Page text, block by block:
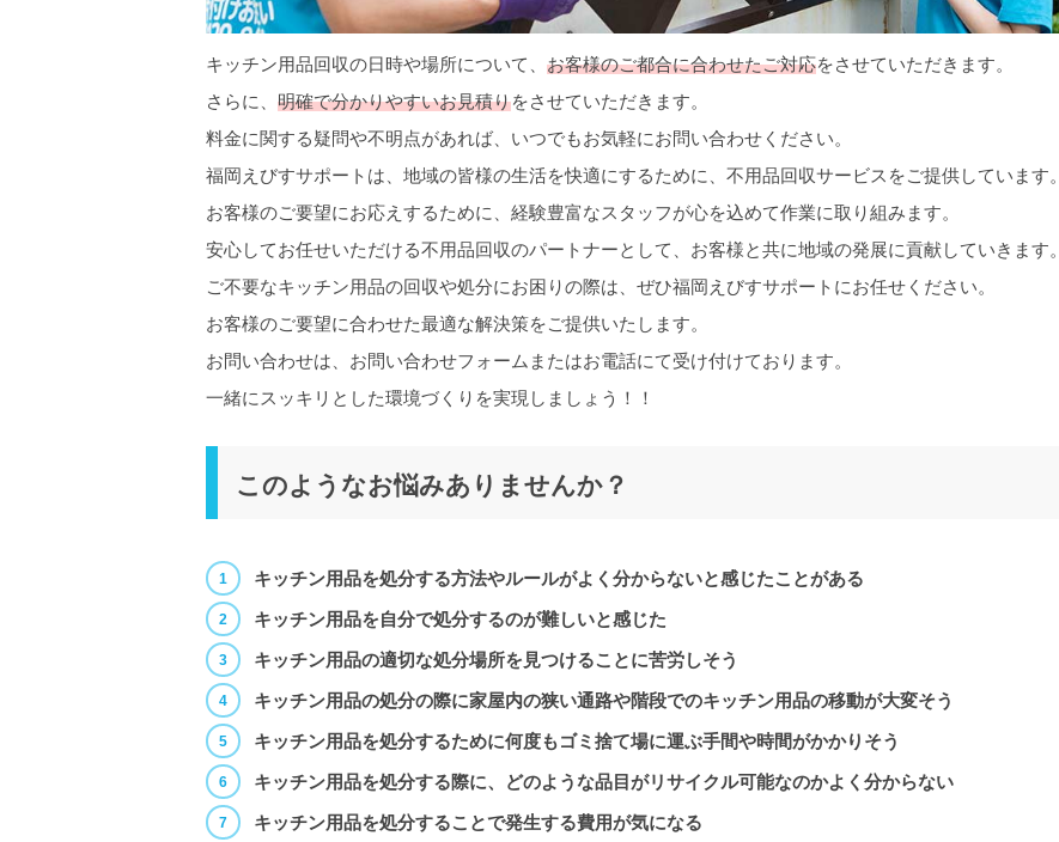
キッチン用品回収の日時や場所について、 お客様のご都合に合わせたご対応をさせていただきます。
さらに、 明確で分かりやすいお見積りをさせていただきます。
料金に関する疑問や不明点があれば、いつでもお気軽にお問い合わせください。
福岡えびすサポートは、地域の皆様の生活を快適にするために、不用品回収サービスをご提供しています。
お客様のご要望にお応えするために、経験豊富なスタッフが心を込めて作業に取り組みます。
安心してお任せいただける不用品回収のパートナーとして、お客様と共に地域の発展に貢献していきます。
ご不要なキッチン用品の回収や処分にお困りの際は、ぜひ福岡えびすサポートにお任せください。
お客様のご要望に合わせた最適な解決策をご提供いたします。
お問い合わせは、お問い合わせフォームまたはお電話にて受け付けております。
一緒にスッキリとした環境づくりを実現しましょう！！
このようなお悩みありませんか？
キッチン用品を処分する方法やルールがよく分からないと感じたことがある
キッチン用品を自分で処分するのが難しいと感じた
キッチン用品の適切な処分場所を見つけることに苦労しそう
キッチン用品の処分の際に家屋内の狭い通路や階段でのキッチン用品の移動が大変そう
キッチン用品を処分するために何度もゴミ捨て場に運ぶ手間や時間がかかりそう
キッチン用品を処分する際に、どのような品目がリサイクル可能なのかよく分からない
キッチン用品を処分することで発生する費用が気になる